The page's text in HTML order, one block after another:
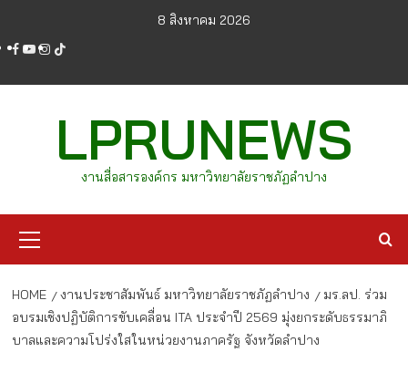
content
8 สิงหาคม 2026
facebook
youtube
instagram
tiktok
LPRUNEWS
งานสื่อสารองค์กร มหาวิทยาลัยราชภัฏลำปาง
Menu
HOME งานประชาสัมพันธ์ มหาวิทยาลัยราชภัฏลำปาง
มร.ลป. ร่วม
อบรมเชิงปฏิบัติการขับเคลื่อน ITA ประจำปี 2569 มุ่งยกระดับธรรมาภิ
บาลและความโปร่งใสในหน่วยงานภาครัฐ จังหวัดลำปาง